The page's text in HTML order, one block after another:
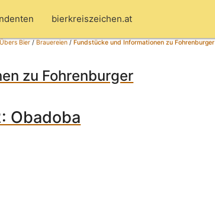
bierkreiszeichen.at
Bier/Brauereien/Fundstücke und Informationen zu Fohrenburger
zu Fohrenburger
Obadoba